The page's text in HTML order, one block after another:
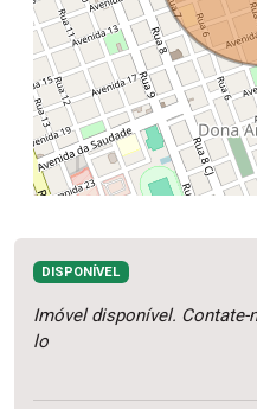
DISPONÍVEL
Imóvel disponível.
lo